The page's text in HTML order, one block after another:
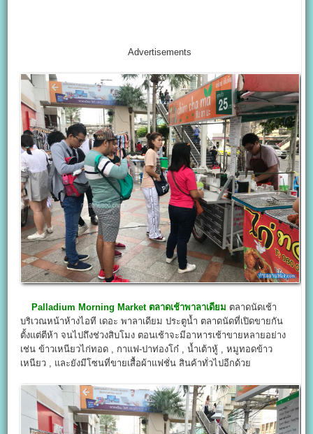
Advertisements
Palladium Morning Market ตลาดเช้าพาลาเดียม ตลาดนัดเช้า
บริเวณหน้าห้างไอที เดอะ พาลาเดียม ประตูน้ำ ตลาดนัดที่เปิดขายกัน
ตั้งแต่ตีห้า จนไปถึงช่วงสิบโมง ตอนเช้าจะมีอาหารเช้าขายหลายอย่าง
เช่น ข้าวเหนียวไก่ทอด , กาแฟ-ปาท่องโก๋ , น้ำเต้าหู้ , หมูทอดข้าว
เหนียว , และยังมีโซนที่ขายเสื้อผ้าแฟชั่น สินค้าทั่วไปอีกด้วย